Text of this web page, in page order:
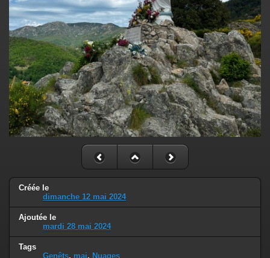
Créée le
dimanche 12 mai 2024
Ajoutée le
mardi 28 mai 2024
Tags
Genêts, mai, Nuages